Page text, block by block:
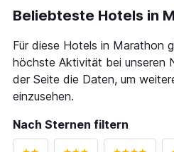
Beliebteste Hotels in
Für diese Hotels in Marathon
höchste Aktivität bei unseren
der Seite die Daten, um
einzusehen.
Nach Sternen filtern